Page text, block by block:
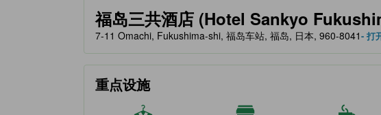
福岛三共酒店 (Hotel Sankyo
7-11 Omachi, Fukushima-shi, 福岛车站, 福岛, 日本, 960-8041- 打
重点设施